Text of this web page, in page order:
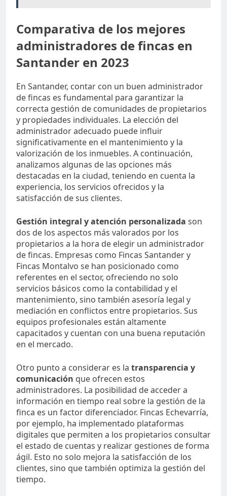
Comparativa de los mejores
administradores de fincas en
Santander en 2023
En Santander, contar con un buen administrador
de fincas es fundamental para garantizar la
correcta gestión de comunidades de propietarios
y propiedades individuales. La elección del
administrador adecuado puede influir
significativamente en el mantenimiento y la
valorización de los inmuebles. A continuación,
analizamos algunas de las opciones más
destacadas en la ciudad, teniendo en cuenta la
experiencia, los servicios ofrecidos y la
satisfacción de sus clientes.
Gestión integral y atención personalizada son
dos de los aspectos más valorados por los
propietarios a la hora de elegir un administrador
de fincas. Empresas como Fincas Santander y
Fincas Montalvo se han posicionado como
referentes en el sector, ofreciendo no solo
servicios básicos como la contabilidad y el
mantenimiento, sino también asesoría legal y
mediación en conflictos entre propietarios. Sus
equipos profesionales están altamente
capacitados y cuentan con una buena reputación
en el mercado.
Otro punto a considerar es la transparencia y
comunicación que ofrecen estos
administradores. La posibilidad de acceder a
información en tiempo real sobre la gestión de la
finca es un factor diferenciador. Fincas Echevarría,
por ejemplo, ha implementado plataformas
digitales que permiten a los propietarios consultar
el estado de cuentas y realizar gestiones de forma
ágil. Esto no solo mejora la satisfacción de los
clientes, sino que también optimiza la gestión del
tiempo.